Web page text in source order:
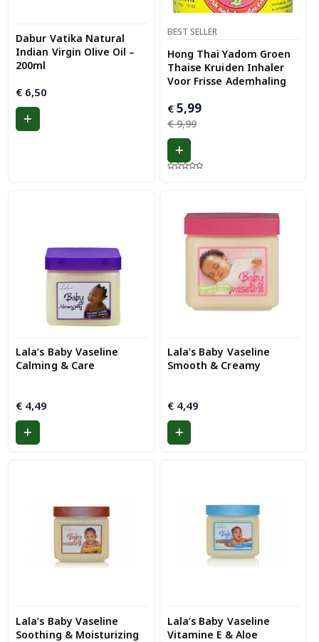
Dabur Vatika Natural
Indian Virgin Olive Oil –
200ml
€ 6,50
BEST SELLER
Hong Thai Yadom Groen
Thaise Kruiden Inhaler
Voor Frisse Ademhaling
€9,99
Oorspronkelijke
prijs
was:
€ 9,99.
€5,99
Huidige
prijs
is:
€ 5,99.
Lala’s Baby Vaseline
Calming & Care
€ 4,49
Lala’s Baby Vaseline
Smooth & Creamy
€4,49
Lala’s Baby Vaseline
Soothing & Moisturizing
Lala’s Baby Vaseline
Vitamine E & Aloe